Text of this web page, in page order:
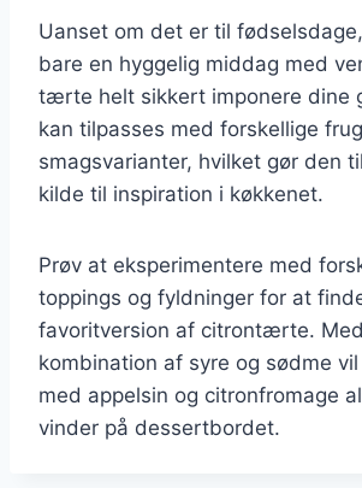
Uanset om det er til
bare en hyggelig middag med
tærte helt sikkert imponere dine
kan tilpasses med forskellige
smagsvarianter, hvilket gør den
kilde til inspiration i køkkenet.
Prøv at eksperimentere med
toppings og fyldninger for at
favoritversion af citrontærte.
kombination af syre og sødme
med appelsin og citronfromage
vinder på dessertbordet.